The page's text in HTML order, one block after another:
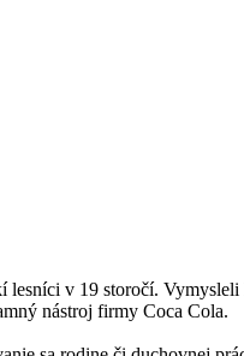
v 19 storočí.
nástroj firmy Coca Cola.